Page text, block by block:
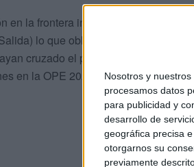
Nosotros y nuestros
procesamos datos
para publicidad y
desarrollo de
geográfica precisa
otorgarnos su
previamente
en la frontera inteligente recoge un
lo que obliga también a
cruzado el paso fronterizo con la
en la OPE 2026.